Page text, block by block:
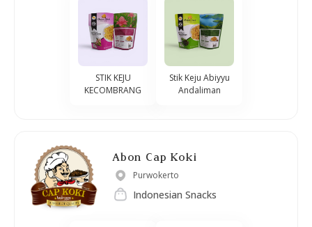
STIK KEJU
KECOMBRANG
Stik Keju Abiyyu
Andaliman
Abon Cap Koki
Purwokerto
Indonesian Snacks